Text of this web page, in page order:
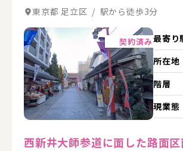
東京都 足立区 / 駅から徒歩3分
契約済み詳細を
最寄り
所在地
階層
現業態
西新井大師参道に面した路面